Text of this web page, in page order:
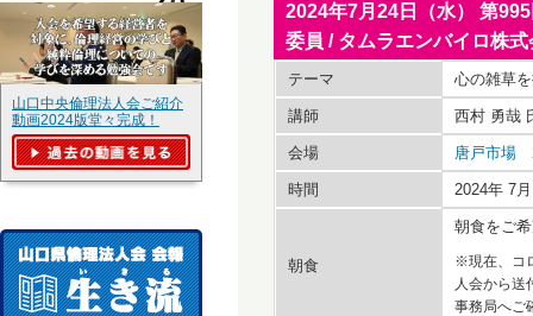
2024年7月24日（水） 第
委員 / タムラエンバイロ株
テーマ 心の雑草
講師 西村 勇哉
会場 唐戸市場
時間 2024年 7
朝食
朝食をご
※現在、コ
人会から送
事務局へご
山口中央倫理法人会ご紹介
動画2024版堂々完成！